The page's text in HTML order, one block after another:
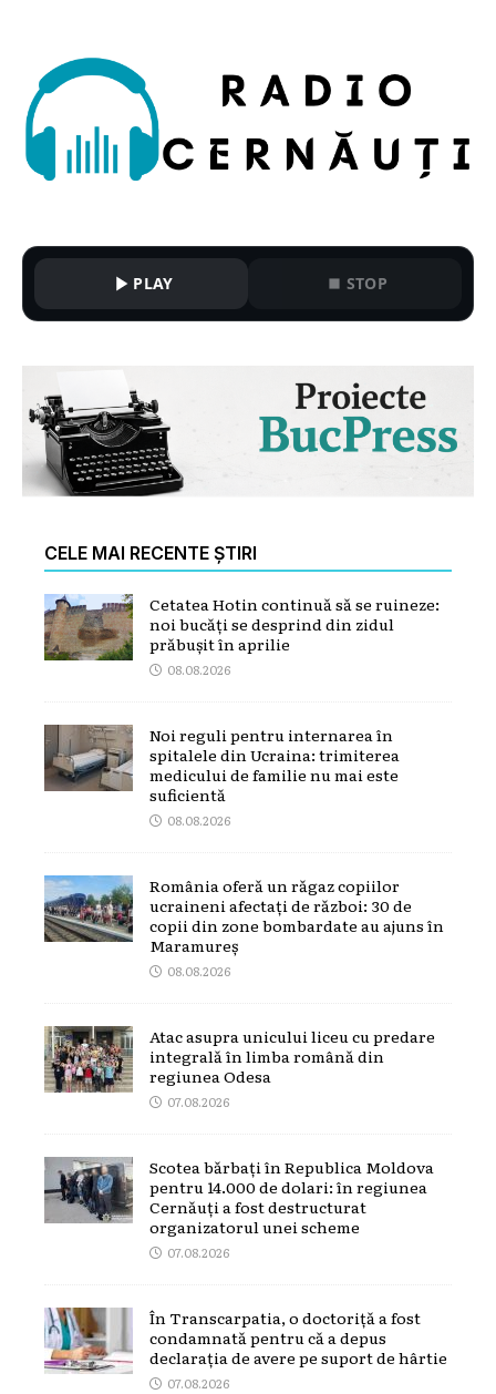
PLAY STOP
CELE MAI RECENTE ȘTIRI
Cetatea Hotin continuă să se ruineze:
noi bucăți se desprind din zidul
prăbușit în aprilie
08.08.2026
Noi reguli pentru internarea în
spitalele din Ucraina: trimiterea
medicului de familie nu mai este
suficientă
08.08.2026
România oferă un răgaz copiilor
ucraineni afectați de război: 30 de
copii din zone bombardate au ajuns în
Maramureș
08.08.2026
Atac asupra unicului liceu cu predare
integrală în limba română din
regiunea Odesa
07.08.2026
Scotea bărbați în Republica Moldova
pentru 14.000 de dolari: în regiunea
Cernăuți a fost destructurat
organizatorul unei scheme
07.08.2026
În Transcarpatia, o doctoriță a fost
condamnată pentru că a depus
declarația de avere pe suport de hârtie
07.08.2026